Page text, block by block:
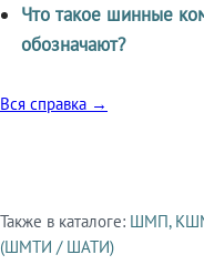
Что такое шинные
обозначают?
Вся справка →
Смежные
Также в каталоге: ШМП,
(ШМТИ / ШАТИ)